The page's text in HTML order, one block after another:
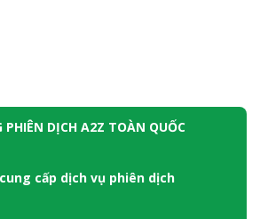
PHIÊN DỊCH A2Z TOÀN QUỐC
cấp dịch vụ phiên dịch